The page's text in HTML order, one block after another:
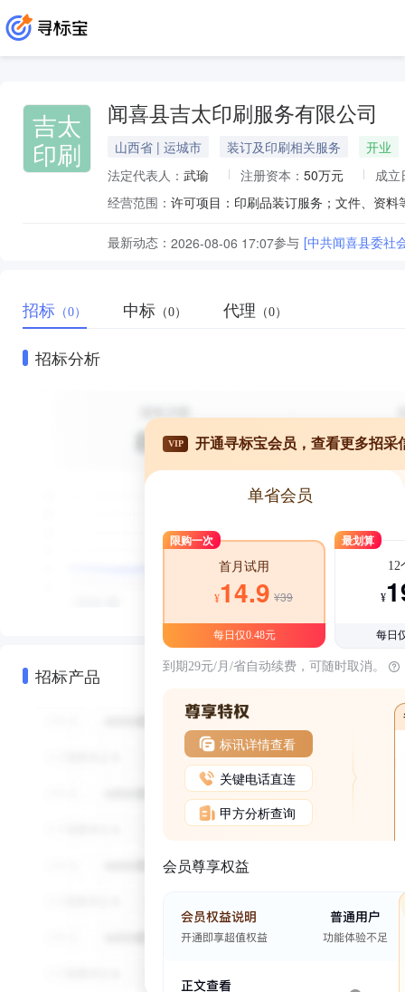
吉太
印刷
闻喜县吉太印刷服务有限公司
山西省 | 运城市 装订及印刷相关服务
开业
法定代表人： 武瑜 注册资本： 50万元
成立
经营范围：
最新动态： 2026-08-06 17:07参与 [中共闻喜县委社
招标 （0） 中标 （0） 代理 （0）
招标分析
招标产品
VIP 开通寻标宝会员，查看更多招采
单省会员
限购一次
首月试用
¥14.9 ¥39
每日仅0.48元
最划算
12
¥
每日
到期29元/月/省自动续费，可随时取消。
标讯详情查看
关键电话直连
甲方分析查询
会员尊享权益